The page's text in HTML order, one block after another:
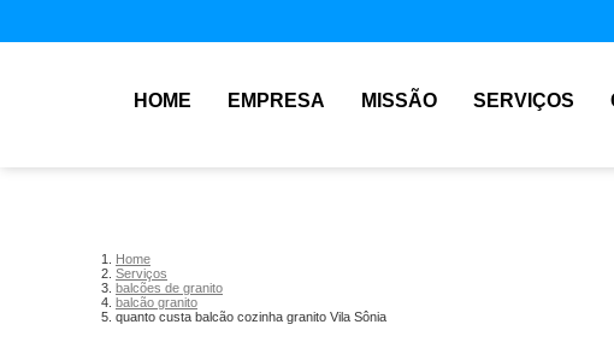
HOME EMPRESA MISSÃO SERVIÇOS
Home
Serviços
balcões de granito
balcão granito
quanto custa balcão cozinha granito Vila Sônia